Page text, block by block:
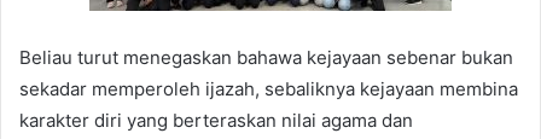
Beliau turut menegaskan bahawa kejayaan sebenar bukan
sekadar memperoleh ijazah, sebaliknya kejayaan membina
karakter diri yang berteraskan nilai agama dan